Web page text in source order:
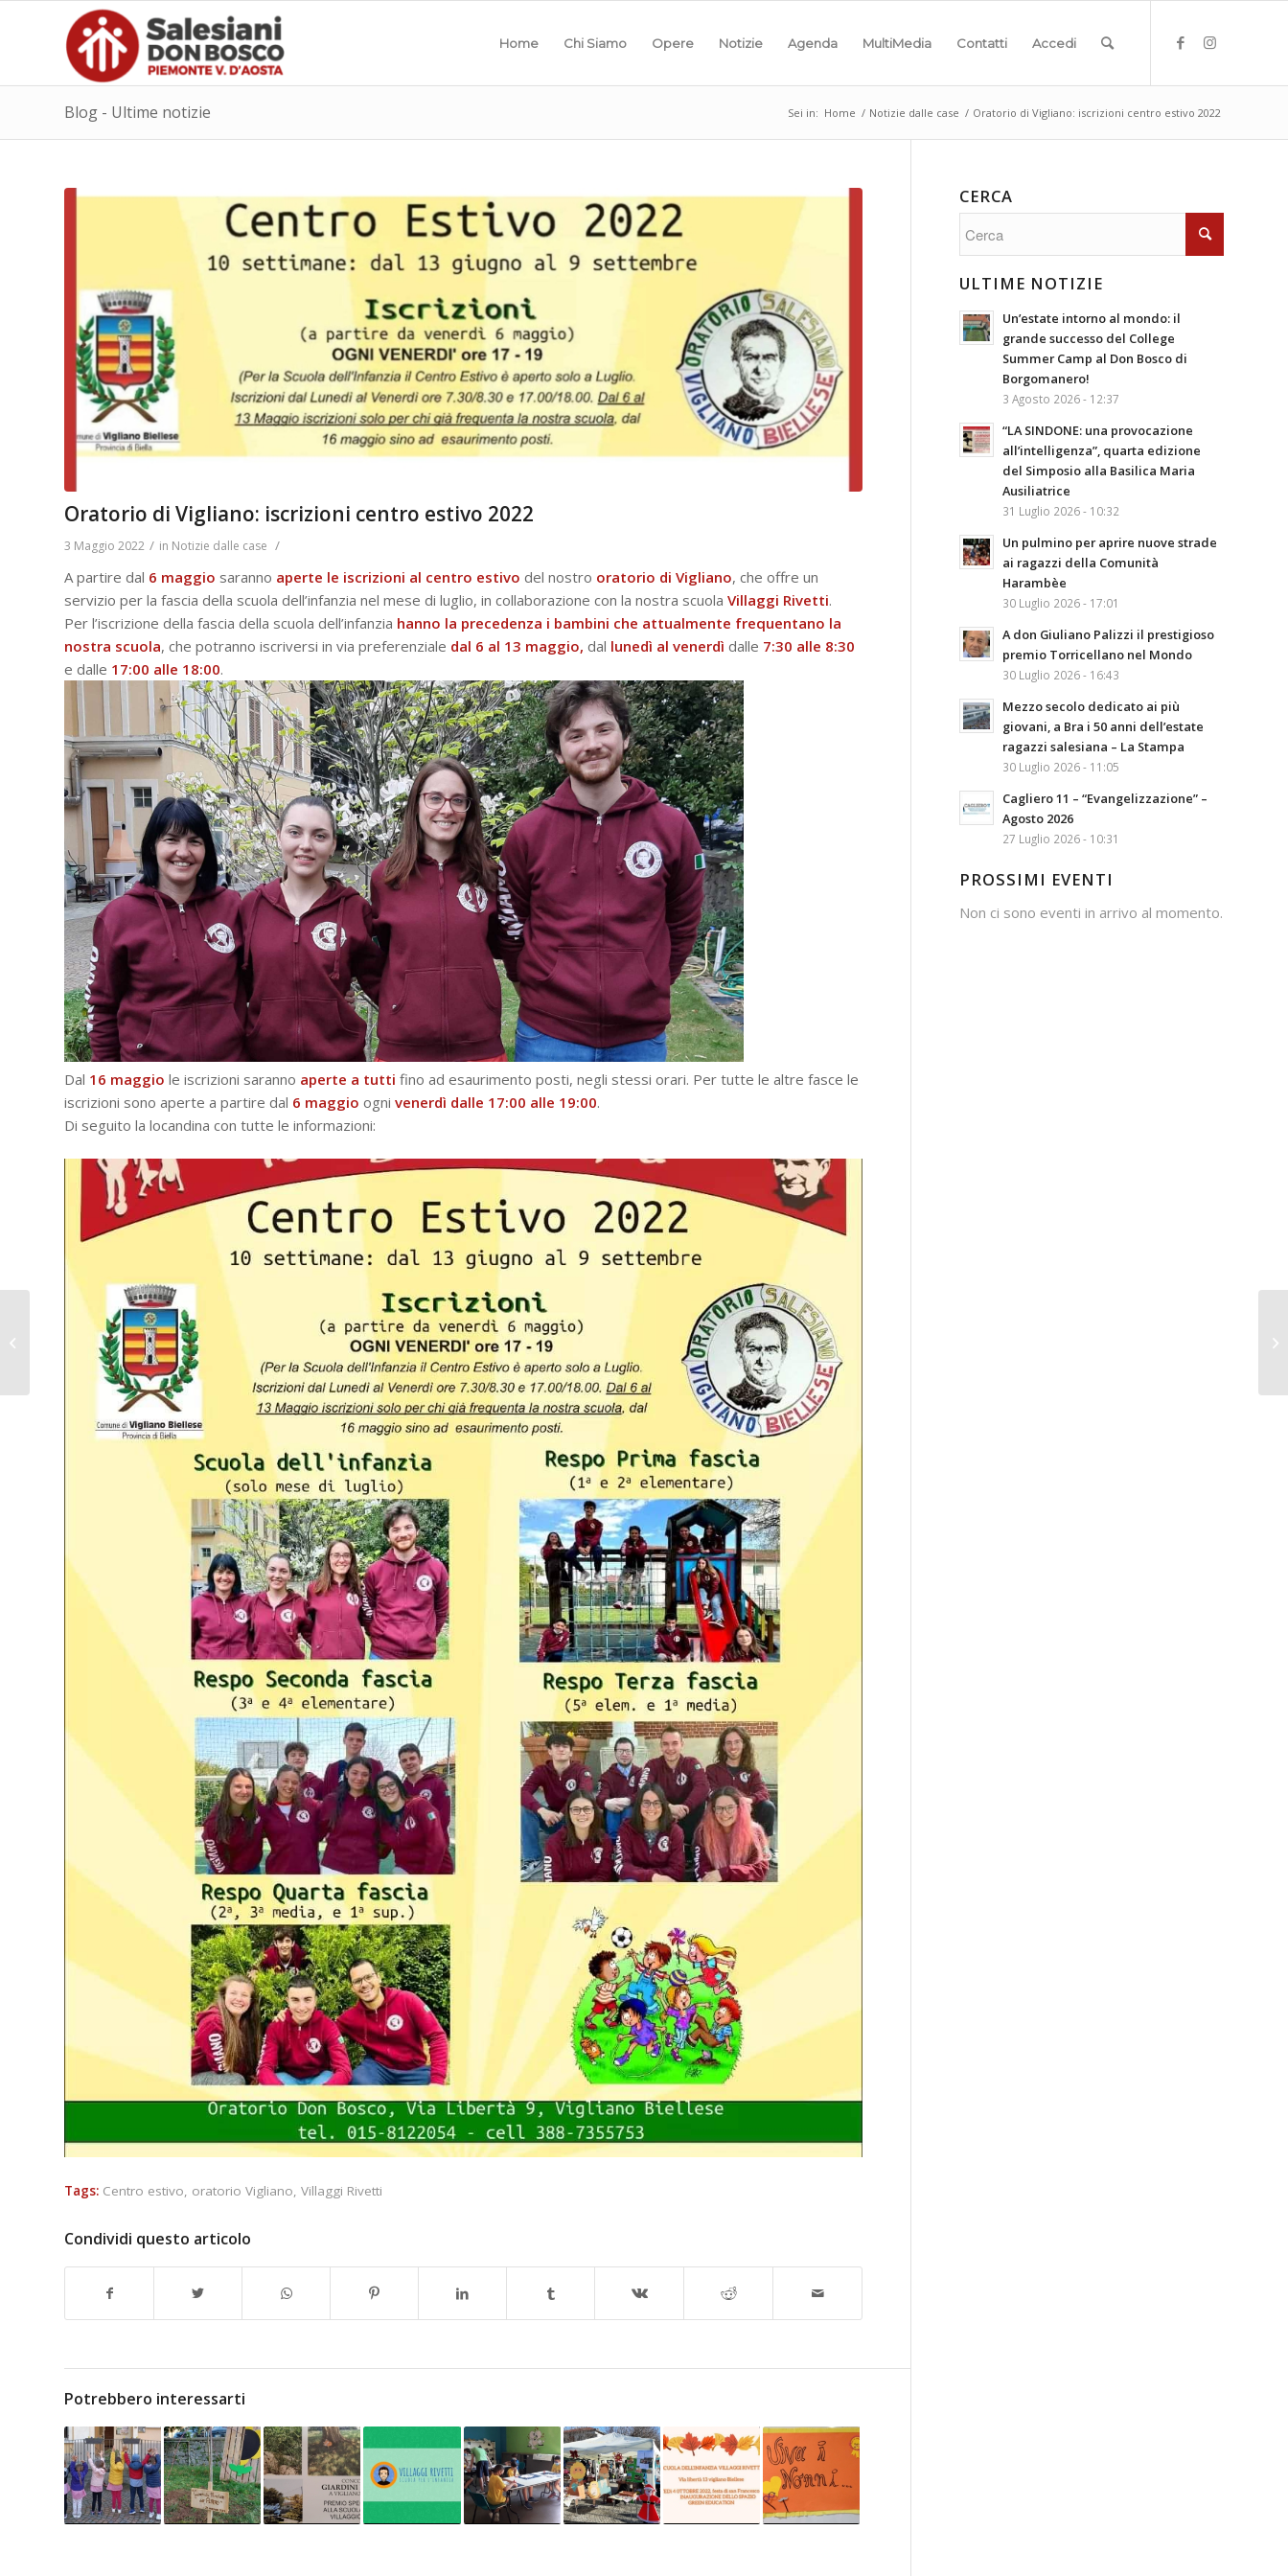
Home Chi Siamo Opere Notizie Agenda MultiMedia Contatti Accedi
Blog - Ultime notizie Sei in: Home / Notizie dalle case / Oratorio di Vigliano: iscrizioni centro estivo 2022
Oratorio di Vigliano: iscrizioni centro estivo 2022
3 Maggio 2022 / in Notizie dalle case /
A partire dal 6 maggio saranno aperte le iscrizioni al centro estivo del nostro oratorio di Vigliano, che offre un
servizio per la fascia della scuola dell’infanzia nel mese di luglio, in collaborazione con la nostra scuola Villaggi Rivetti.
Per l’iscrizione della fascia della scuola dell’infanzia hanno la precedenza i bambini che attualmente frequentano la
nostra scuola, che potranno iscriversi in via preferenziale dal 6 al 13 maggio, dal lunedì al venerdì dalle 7:30 alle 8:30
e dalle 17:00 alle 18:00.
Dal 16 maggio le iscrizioni saranno aperte a tutti fino ad esaurimento posti, negli stessi orari. Per tutte le altre fasce le
iscrizioni sono aperte a partire dal 6 maggio ogni venerdì dalle 17:00 alle 19:00.
Di seguito la locandina con tutte le informazioni:
Tags: Centro estivo, oratorio Vigliano, Villaggi Rivetti
Condividi questo articolo
Potrebbero interessarti
CERCA
ULTIME NOTIZIE
Un’estate intorno al mondo: il
grande successo del College
Summer Camp al Don Bosco di
Borgomanero!
3 Agosto 2026 - 12:37
“LA SINDONE: una provocazione
all’intelligenza”, quarta edizione
del Simposio alla Basilica Maria
Ausiliatrice
31 Luglio 2026 - 10:32
Un pulmino per aprire nuove strade
ai ragazzi della Comunità
Harambèe
30 Luglio 2026 - 17:01
A don Giuliano Palizzi il prestigioso
premio Torricellano nel Mondo
30 Luglio 2026 - 16:43
Mezzo secolo dedicato ai più
giovani, a Bra i 50 anni dell’estate
ragazzi salesiana – La Stampa
30 Luglio 2026 - 11:05
Cagliero 11 – “Evangelizzazione” –
Agosto 2026
27 Luglio 2026 - 10:31
PROSSIMI EVENTI
Non ci sono eventi in arrivo al momento.
IUSTO: il calendario
degli appuntamenti di
maggio 2022